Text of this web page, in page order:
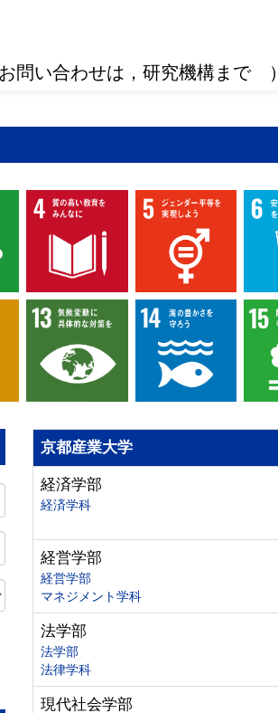
問い合わせは，研究機構まで ）
京都産業大学
経済学部
経済学科
経営学部
経営学部
マネジメント学科
法学部
法学部
法律学科
現代社会学部